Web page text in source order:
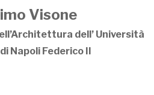
Visone
dell’ Università
Napoli Federico II